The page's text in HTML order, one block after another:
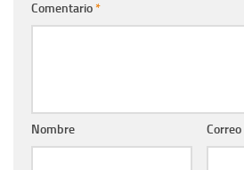
Comentario*
Nombre